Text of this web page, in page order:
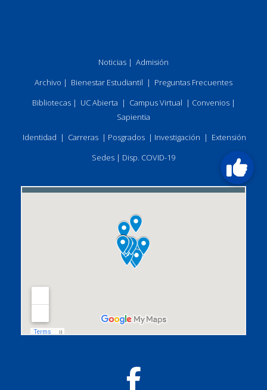
Noticias | Admisión
Archivo | Bienestar Estudiantil | Preguntas Frecuentes
Bibliotecas| UC Abierta | Campus Virtual | Convenios|
Sapientia
Identidad | Carreras | Posgrados | Investigación | Extensión
Sedes | Disp. COVID-19